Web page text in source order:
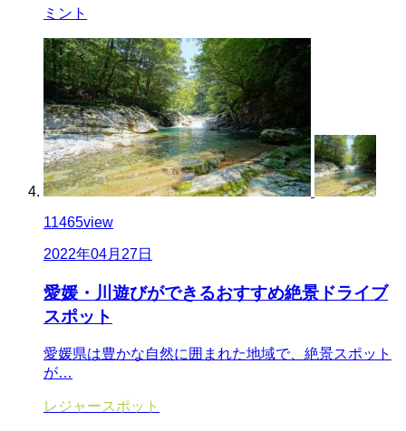
ミント
11465view
2022年04月27日
愛媛・川遊びができるおすすめ絶景ドライブ
スポット
愛媛県は豊かな自然に囲まれた地域で、絶景スポット
が…
レジャースポット